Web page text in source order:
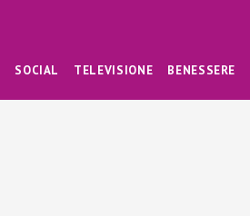
SOCIAL TELEVISIONE BENESSERE